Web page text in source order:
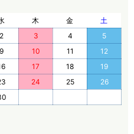
木 金
土
2 3 4
5
9 10 11
12
17 18
19
24 25
26